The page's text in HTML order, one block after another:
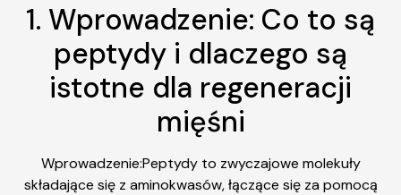
1. Wprowadzenie: Co to są
peptydy i dlaczego są
istotne dla regeneracji
mięśni
Wprowadzenie:Peptydy to zwyczajowe molekuły
składające się z aminokwasów, łączące się za pomocą